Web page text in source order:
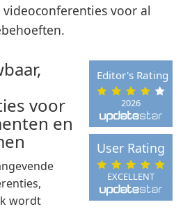
voor al
2026
Editor's Rating
EXCELLENT
User Rating
voor
en
wordt